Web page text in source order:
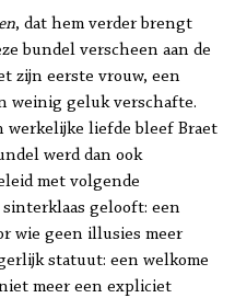
, dat hem verder brengt
bundel verscheen aan de
zijn eerste vrouw, een
weinig geluk verschafte.
werkelijke liefde bleef Braet
werd dan ook
met volgende
gelooft: een
wie geen illusies meer
statuut: een welkome
meer een expliciet